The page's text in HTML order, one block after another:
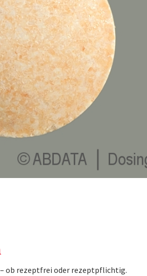
ob rezeptfrei oder rezeptpflichtig.